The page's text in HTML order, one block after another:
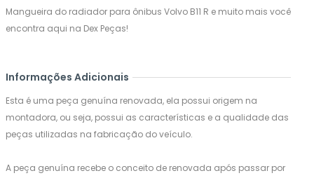
Mangueira do radiador para ônibus Volvo B11 R e muito mais você
encontra aqui na Dex Peças!
Informações Adicionais
Esta é uma peça genuína renovada, ela possui origem na
montadora, ou seja, possui as características e a qualidade das
peças utilizadas na fabricação do veículo.
A peça genuína recebe o conceito de renovada após passar por